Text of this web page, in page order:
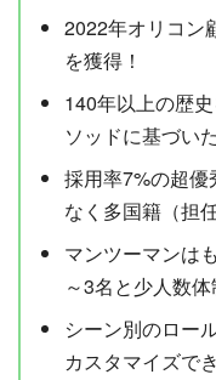
2022年オリコン
を獲得！
140年以上の歴
ソッドに基づい
採用率7%の超
なく多国籍（担
マンツーマンは
～3名と少人数
シーン別のロー
カスタマイズで